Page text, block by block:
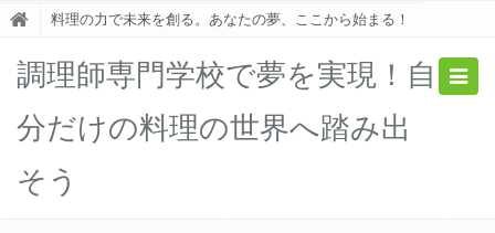
料理の力で未来を創る。あなたの夢、ここから始まる！
調理師専門学校で夢を実現！自
分だけの料理の世界へ踏み出
そう